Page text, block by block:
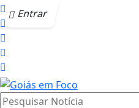
Entrar
Pesquisar Notícia